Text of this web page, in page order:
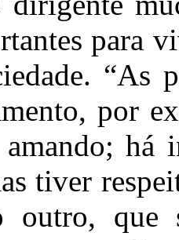
para
“As
por
há
tiver
outro, que